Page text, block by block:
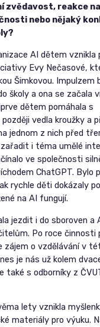
zvědavost, reakce
nebo nějaký
AI dětem vznikla
Evy Nečasové,
Šimkovou. Impulzem
školy a ona se začala
dětem pomáhala s
vedla kroužky a
jednom z nich před
i téma umělé
ve společnosti
ChatGPT. Bylo
rychle děti dokázaly
na AI fungují.
jezdit i do sboroven a
Po roce činnosti
zájem o vzdělávání v
je nás už kolem
také s odborníky z
lety vznikla
materiály pro výuku.